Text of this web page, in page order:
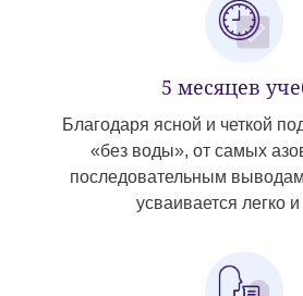
5 месяцев
Благодаря ясной и четкой
«без воды», от самых
последовательным
усваивается легко